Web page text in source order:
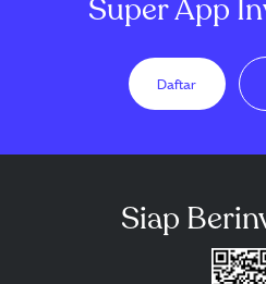
Super App
Daftar
Siap